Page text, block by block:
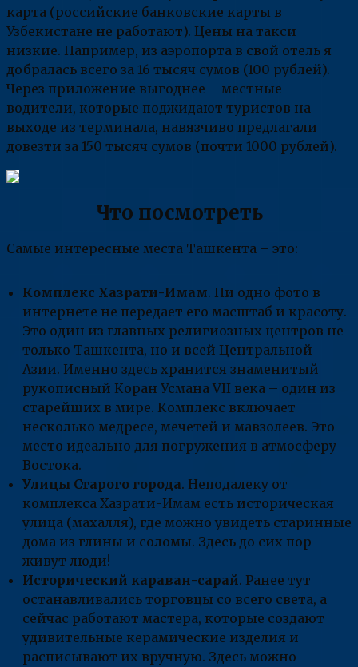
карта (российские банковские карты в
Узбекистане не работают). Цены на такси
низкие. Например, из аэропорта в свой отель я
добралась всего за 16 тысяч сумов (100 рублей).
Через приложение выгоднее – местные
водители, которые поджидают туристов на
выходе из терминала, навязчиво предлагали
довезти за 150 тысяч сумов (почти 1000 рублей).
Что посмотреть
Самые интересные места Ташкента – это:
Комплекс Хазрати-Имам. Ни одно фото в
интернете не передает его масштаб и красоту.
Это один из главных религиозных центров не
только Ташкента, но и всей Центральной
Азии. Именно здесь хранится знаменитый
рукописный Коран Усмана VII века – один из
старейших в мире. Комплекс включает
несколько медресе, мечетей и мавзолеев. Это
место идеально для погружения в атмосферу
Востока.
Улицы Старого города. Неподалеку от
комплекса Хазрати-Имам есть историческая
улица (махалля), где можно увидеть старинные
дома из глины и соломы. Здесь до сих пор
живут люди!
Исторический караван-сарай. Ранее тут
останавливались торговцы со всего света, а
сейчас работают мастера, которые создают
удивительные керамические изделия и
расписывают их вручную. Здесь можно